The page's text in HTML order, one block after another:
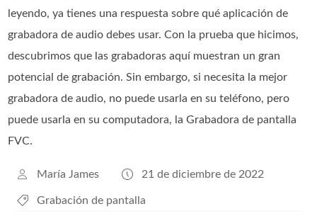
leyendo, ya tienes una respuesta sobre qué aplicación de
grabadora de audio debes usar. Con la prueba que hicimos,
descubrimos que las grabadoras aquí muestran un gran
potencial de grabación. Sin embargo, si necesita la mejor
grabadora de audio, no puede usarla en su teléfono, pero
puede usarla en su computadora, la Grabadora de pantalla
FVC.
María James 21 de diciembre de 2022
Grabación de pantalla